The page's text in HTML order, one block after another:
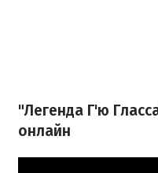
"Легенда Г'ю
онлайн